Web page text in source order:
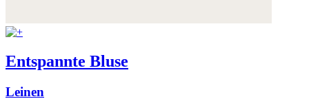
Entspannte Bluse
Leinen